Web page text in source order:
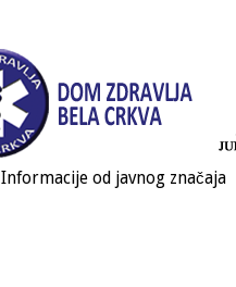
Informacije od javnog značaja